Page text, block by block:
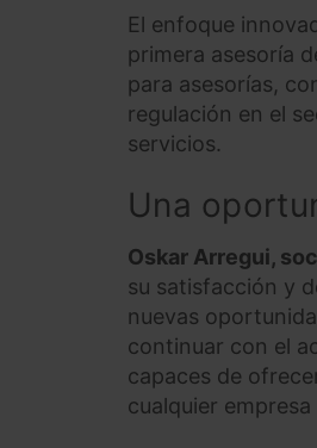
El enfoque
primera asesoría
para asesorías,
regulación en el
servicios.
Una
Oskar Arregui,
su satisfacción y
nuevas
continuar con el
capaces de
cualquier